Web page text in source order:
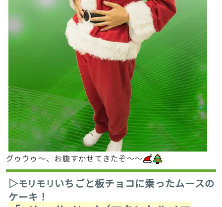
グゥウゥ〜、お腹すかせてきたぞ〜〜
▷モリモリいちごと板チョコに乗ったムースの
ケーキ！